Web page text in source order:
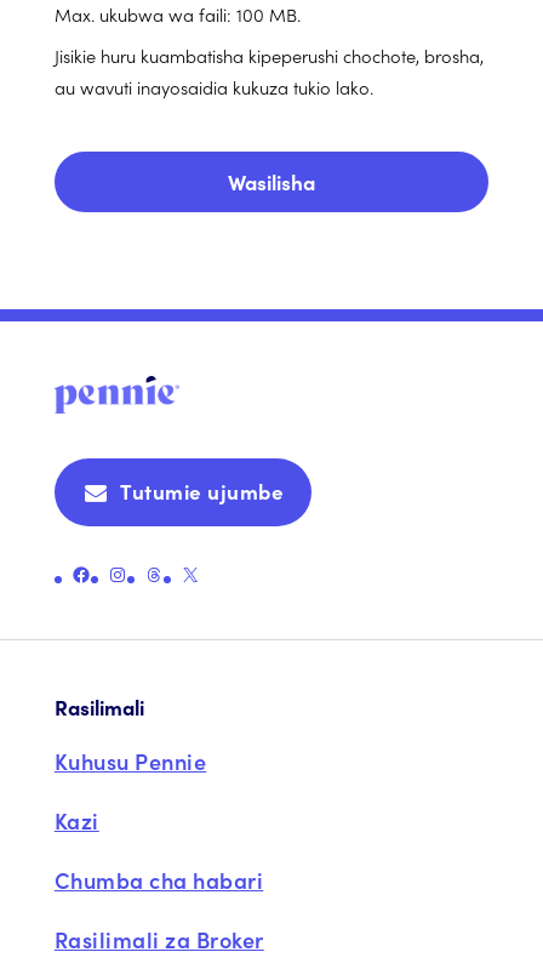
Max. ukubwa wa faili: 100 MB.
Jisikie huru kuambatisha kipeperushi chochote, brosha,
au wavuti inayosaidia kukuza tukio lako.
Tutumie ujumbe
Unganisha kwenye ukurasa rasmi wa Facebook wa PennieUnganisha kwenye ukurasa rasmi wa Instagram wa PennieUnganisha kwenye ukurasa rasmi wa PennieUnganisha kwenye ukurasa rasmi wa Pennie X (zamani Twitter)
Rasilimali
Kuhusu Pennie
Kazi
Chumba cha habari
Rasilimali za Broker